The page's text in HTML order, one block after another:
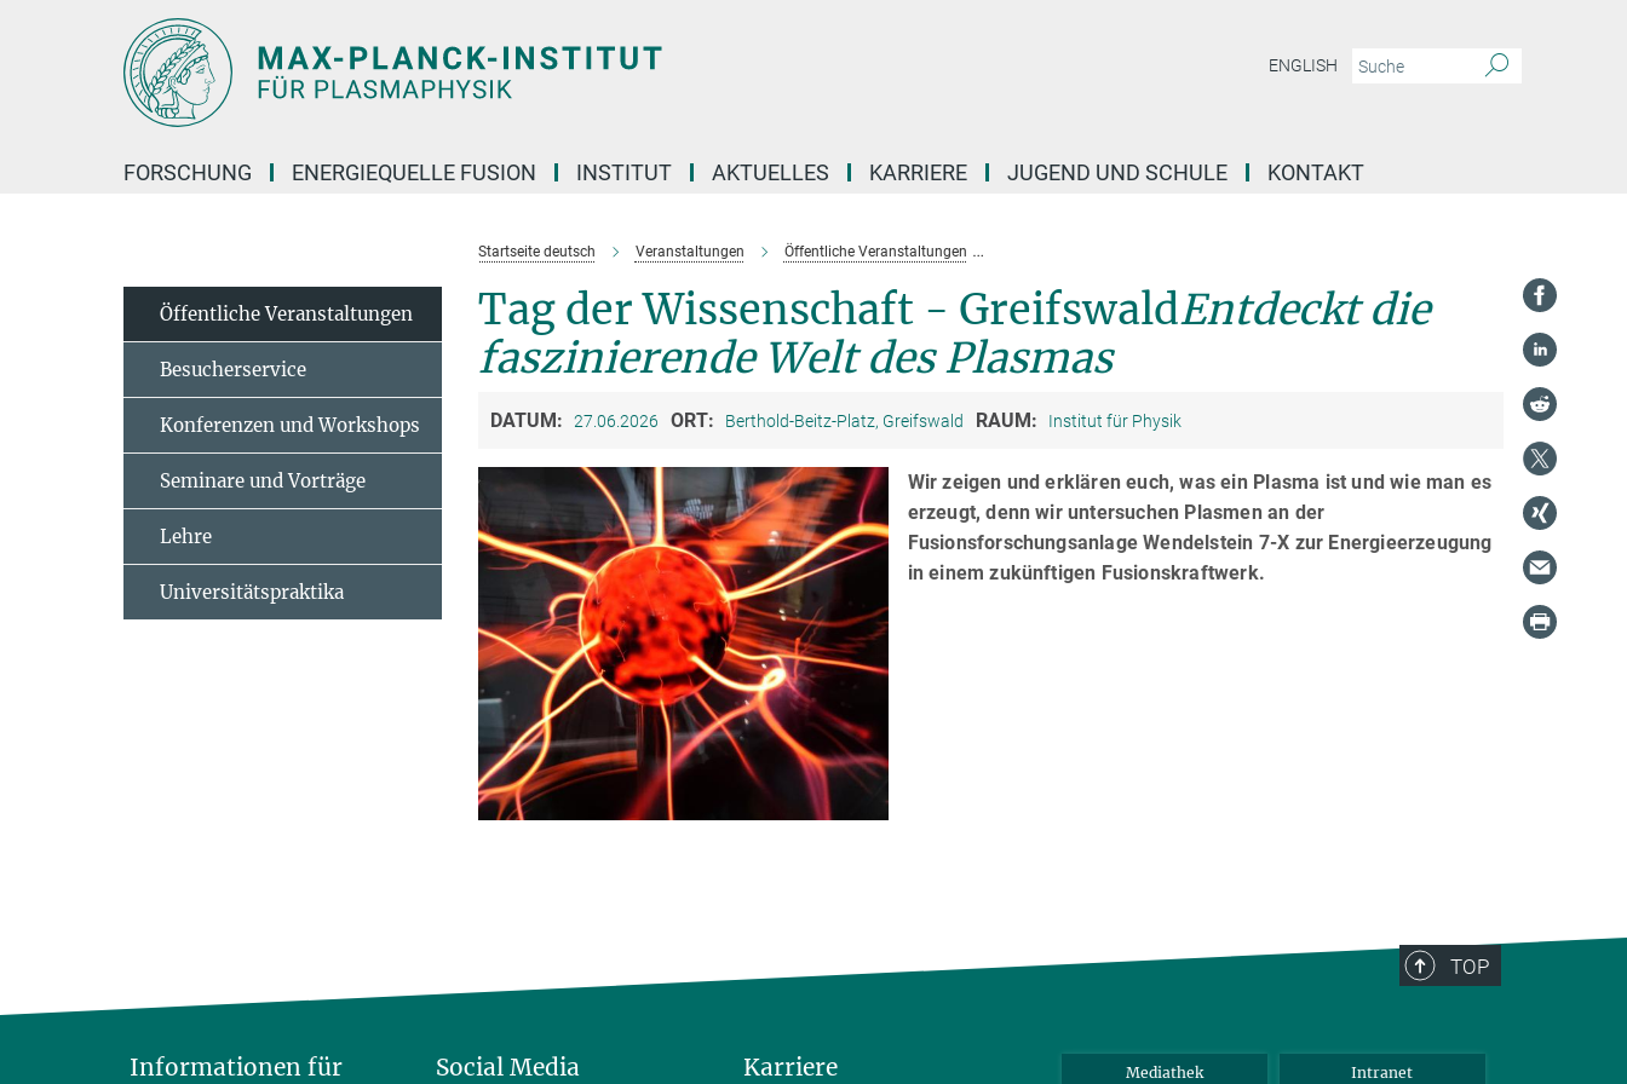
ENGLISH
FORSCHUNG ENERGIEQUELLE FUSION INSTITUT AKTUELLES KARRIERE JUGEND UND SCHULE KONTAKT
Startseite deutsch Veranstaltungen Öffentliche Veranstaltungen
Tag der Wissenschaft - GreifswaldEntdeckt die
faszinierende Welt des Plasmas
DATUM: 27.06.2026 ORT: Berthold-Beitz-Platz, Greifswald RAUM: Institut für Physik
Wir zeigen und erklären euch, was ein Plasma ist und wie man es
erzeugt, denn wir untersuchen Plasmen an der
Fusionsforschungsanlage Wendelstein 7-X zur Energieerzeugung
in einem zukünftigen Fusionskraftwerk.
Öffentliche Veranstaltungen
Besucherservice
Konferenzen und Workshops
Seminare und Vorträge
Lehre
Universitätspraktika
TOP
Informationen für Social Media Karriere Mediathek Intranet